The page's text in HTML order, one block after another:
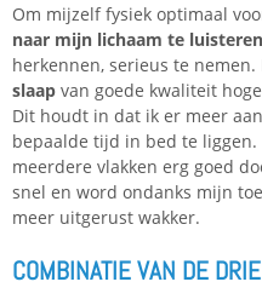
Om mijzelf fysiek optimaal
naar mijn lichaam te luisteren
herkennen, serieus te
slaap van goede kwaliteit
Dit houdt in dat ik er meer
bepaalde tijd in bed te
meerdere vlakken erg goed
snel en word ondanks mijn
meer uitgerust wakker.
COMBINATIE VAN DE